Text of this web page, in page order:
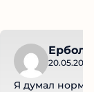
Ербол
20.05.2025
Я думал норм